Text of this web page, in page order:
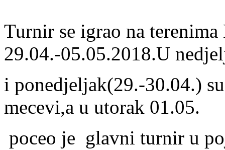
Turnir se igrao na
29.04.-05.05.2018.U
i ponedjeljak(29.-30.04.)
mecevi,a u utorak 01.05.
poceo je glavni turnir u